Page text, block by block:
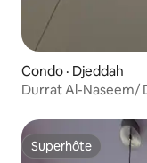
Condo · Djeddah
Durrat Al-Naseem/
Superhôte
Superhôte